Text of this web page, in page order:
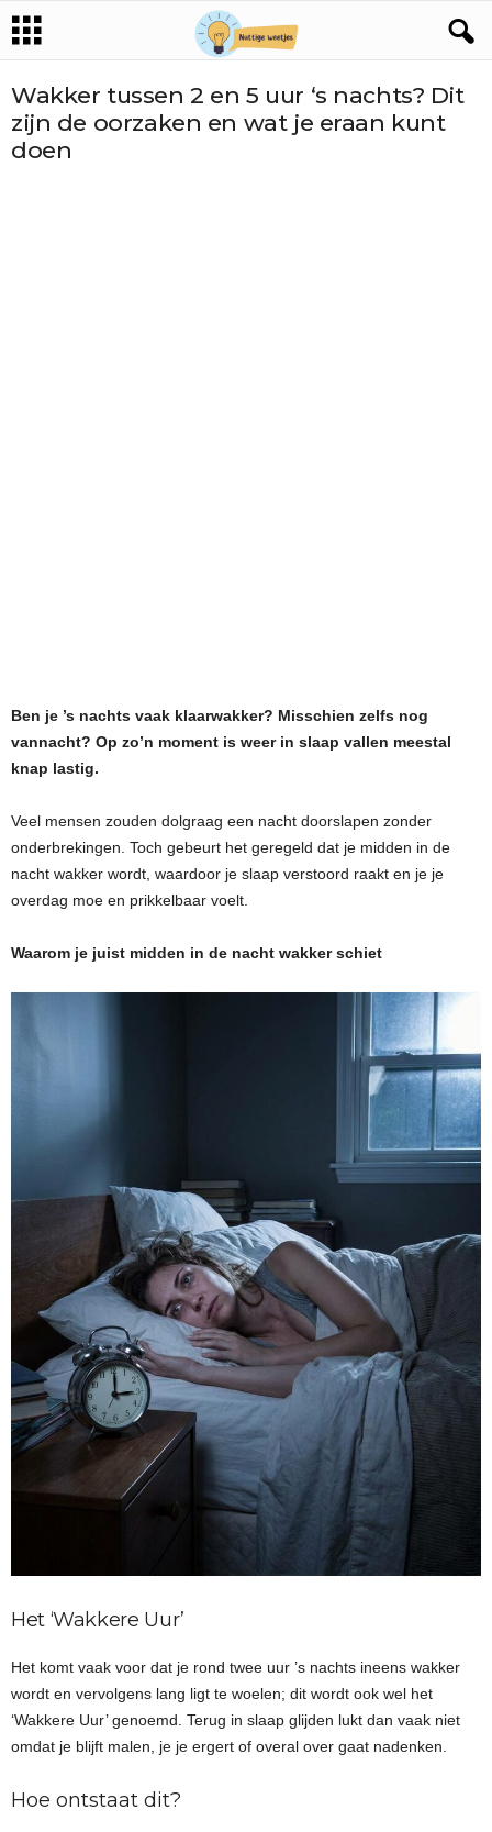
Wakker tussen 2 en 5 uur ‘s nachts? Dit
zijn de oorzaken en wat je eraan kunt
doen
Ben je ’s nachts vaak klaarwakker? Misschien zelfs nog
vannacht? Op zo’n moment is weer in slaap vallen meestal
knap lastig.
Veel mensen zouden dolgraag een nacht doorslapen zonder
onderbrekingen. Toch gebeurt het geregeld dat je midden in de
nacht wakker wordt, waardoor je slaap verstoord raakt en je je
overdag moe en prikkelbaar voelt.
Waarom je juist midden in de nacht wakker schiet
Het ‘Wakkere Uur’
Het komt vaak voor dat je rond twee uur ’s nachts ineens wakker
wordt en vervolgens lang ligt te woelen; dit wordt ook wel het
‘Wakkere Uur’ genoemd. Terug in slaap glijden lukt dan vaak niet
omdat je blijft malen, je je ergert of overal over gaat nadenken.
Hoe ontstaat dit?